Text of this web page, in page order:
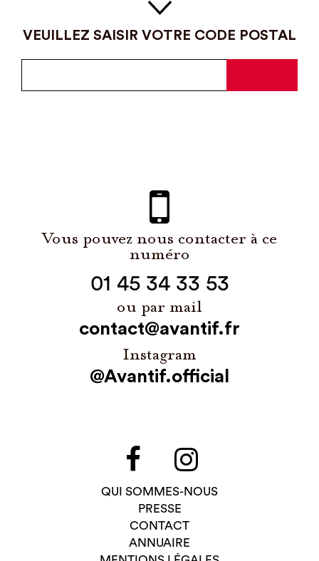
VEUILLEZ SAISIR VOTRE CODE POSTAL
Vous pouvez nous contacter à ce
numéro
01 45 34 33 53
ou par mail
contact@avantif.fr
Instagram
@Avantif.official
QUI SOMMES-NOUS
PRESSE
CONTACT
ANNUAIRE